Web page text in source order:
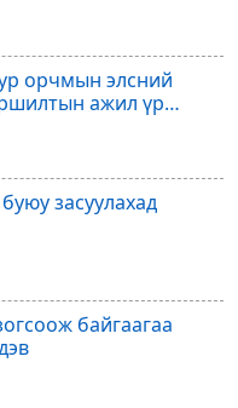
орчмын элсний
ажил үр
засуулахад
байгаагаа